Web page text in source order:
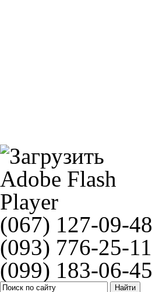
(067) 127-09-48
(093) 776-25-11
(099) 183-06-45